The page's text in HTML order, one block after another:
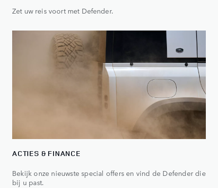
Zet uw reis voort met Defender.
ACTIES & FINANCE
Bekijk onze nieuwste special offers en vind de Defender die
bij u past.